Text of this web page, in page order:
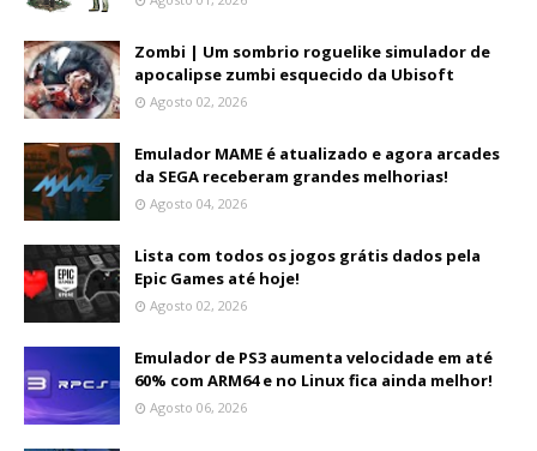
Zombi | Um sombrio roguelike simulador de
apocalipse zumbi esquecido da Ubisoft
Agosto 02, 2026
Emulador MAME é atualizado e agora arcades
da SEGA receberam grandes melhorias!
Agosto 04, 2026
Lista com todos os jogos grátis dados pela
Epic Games até hoje!
Agosto 02, 2026
Emulador de PS3 aumenta velocidade em até
60% com ARM64 e no Linux fica ainda melhor!
Agosto 06, 2026